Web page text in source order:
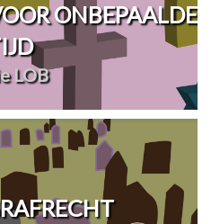
ONBEPAALDE
LOB